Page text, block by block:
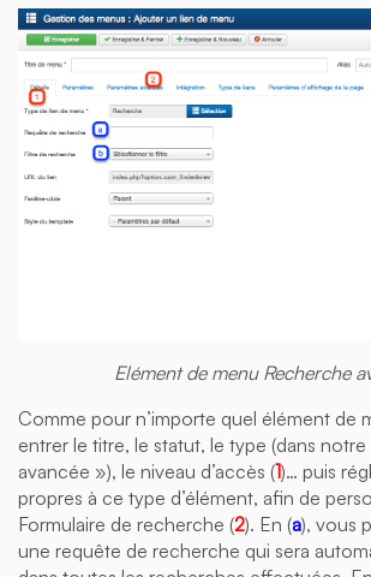
Elément de menu Recherche
Comme pour n’importe quel élément de
entrer le titre, le statut, le type (dans
avancée »), le niveau d’accès (1)… puis
propres à ce type d’élément, afin de
Formulaire de recherche (2). En (a), vous
une requête de recherche qui sera